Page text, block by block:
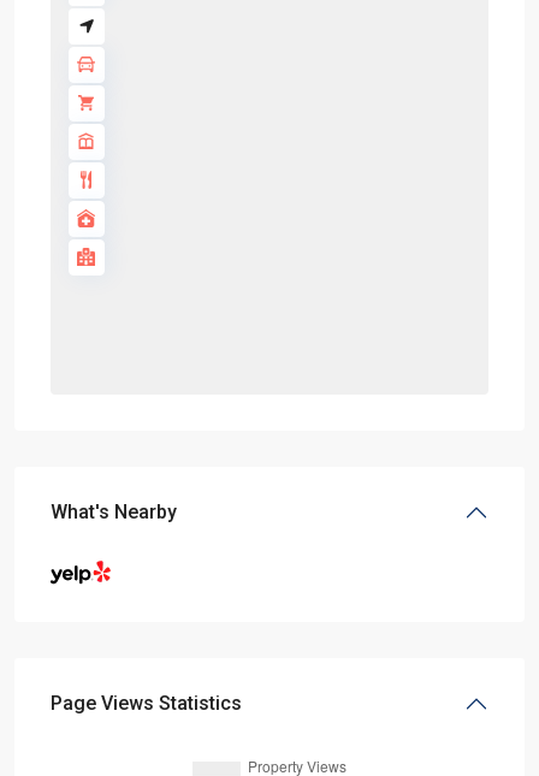
What's Nearby
Page Views Statistics